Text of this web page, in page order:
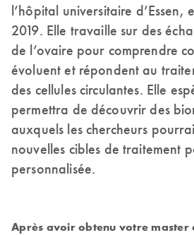
l’hôpital universitaire d’Essen,
2019. Elle travaille sur des
de l’ovaire pour comprendre
évoluent et répondent au
des cellules circulantes. Elle
permettra de découvrir des
auxquels les chercheurs
nouvelles cibles de traitement
personnalisée.
Après avoir obtenu votre master